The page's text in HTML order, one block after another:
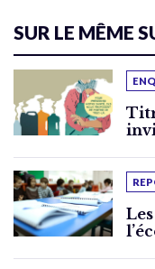
SUR LE MÊME